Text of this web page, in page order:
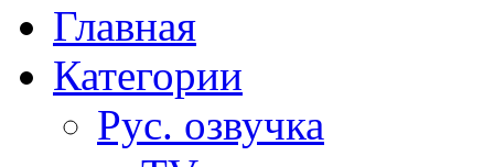
Главная
Категории
Рус. озвучка